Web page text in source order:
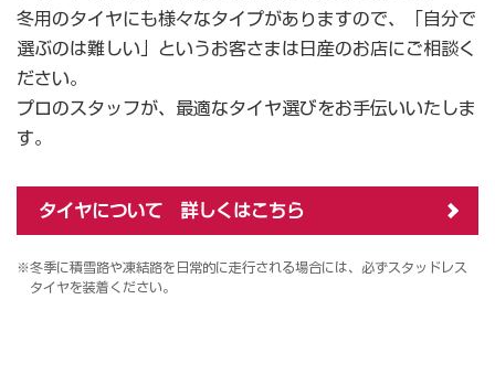
冬用のタイヤにも様々なタイプがありますので、「自分で
選ぶのは難しい」というお客さまは日産のお店にご相談く
ださい。
プロのスタッフが、最適なタイヤ選びをお手伝いいたしま
す。
タイヤについて 詳しくはこちら
※冬季に積雪路や凍結路を日常的に走行される場合には、必ずスタッドレス
タイヤを装着ください。